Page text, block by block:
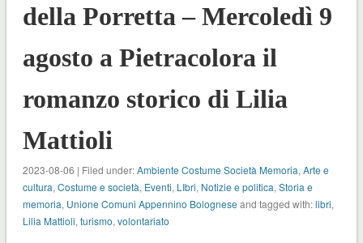
della Porretta – Mercoledì 9
agosto a Pietracolora il
romanzo storico di Lilia
Mattioli
2023-08-06 | Filed under:Ambiente Costume Società Memoria, Arte e
cultura, Costume e società, Eventi, LIbri, Notizie e politica, Storia e
memoria, Unione Comuni Appennino Bolognese and tagged with:libri,
Lilia Mattioli, turismo, volontariato